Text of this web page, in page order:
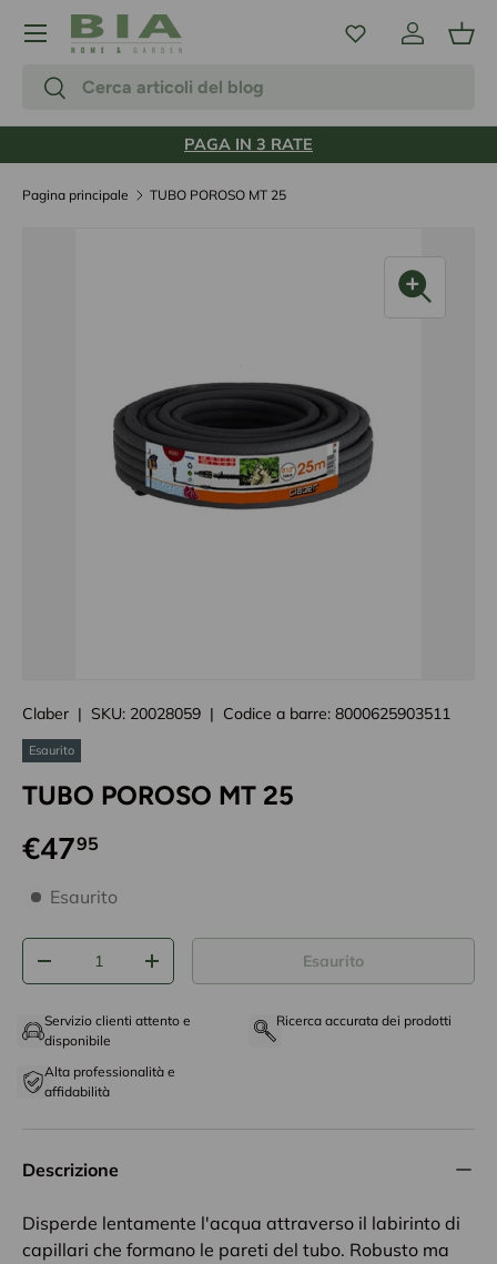
Passa ai contenuti
CercaCerca
Accedi
Menu
PAGA IN 3 RATE
Pagina principale TUBO POROSO MT 25
Claber | SKU: 20028059 | Codice a barre: 8000625903511
Esaurito
TUBO POROSO MT 25
€4795
disponibilità prodotto
Esaurito
Q.tà
-
+ Esaurito
Servizio clienti attento e
disponibile
Ricerca accurata dei prodotti
Alta professionalità e
affidabilità
Descrizione
Disperde lentamente l'acqua attraverso il labirinto di
capillari che formano le pareti del tubo. Robusto ma